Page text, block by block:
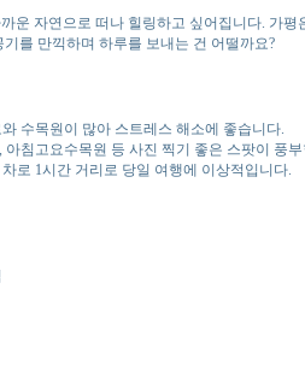
운 자연으로 떠나 힐링하고 싶어집니다. 가
를 만끽하며 하루를 보내는 건 어떨까요?
와 수목원이 많아 스트레스 해소에 좋습니다.
아침고요수목원 등 사진 찍기 좋은 스팟이 풍
로 1시간 거리로 당일 여행에 이상적입니다.